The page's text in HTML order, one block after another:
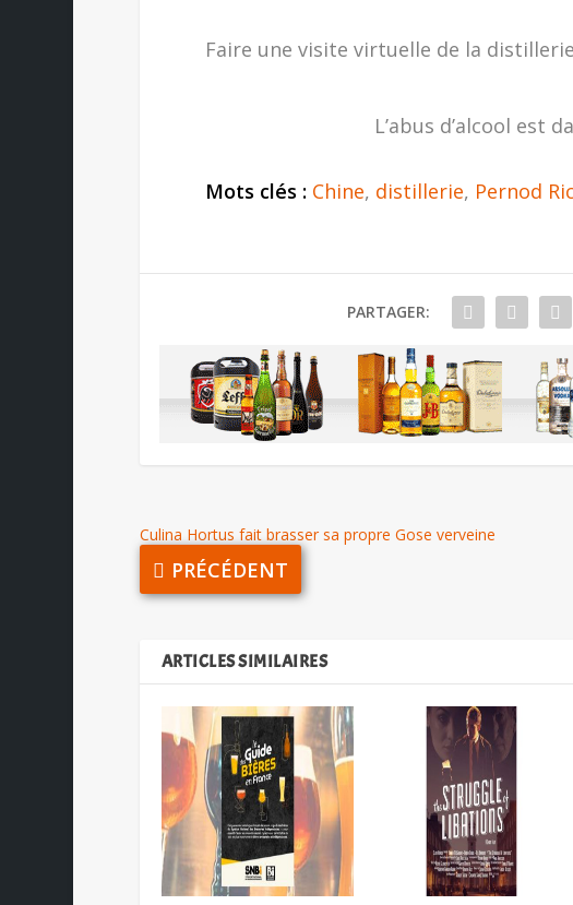
Faire une visite virtuelle de la distillerie
L’abus d’alcool est
Mots clés : Chine, distillerie, Pernod
PARTAGER:
Culina Hortus fait brasser sa propre Gose verveine
PRÉCÉDENT
ARTICLES SIMILAIRES